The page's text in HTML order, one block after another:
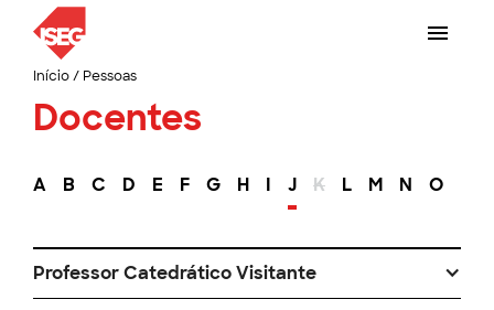
Início/ Pessoas
Docentes
A B C D E F G H I J K L M N O
Professor Catedrático Visitante